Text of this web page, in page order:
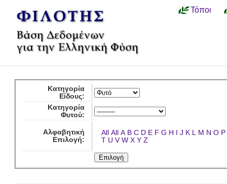
Τόποι
Κατηγορία
Είδους:
Κατηγορία
Φυτού:
Αλφαβητική
Επιλογή:
All All A B C D E F G H I J K L M N O P
T U V W X Y Z